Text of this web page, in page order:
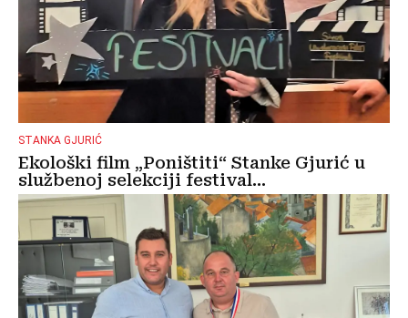
STANKA GJURIĆ
Ekološki film „Poništiti“ Stanke Gjurić u
službenoj selekciji festival...